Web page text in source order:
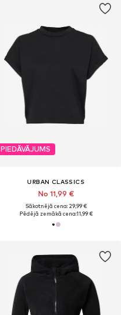
PIEDĀVĀJUMS
URBAN CLASSICS
No 11,99 €
Sākotnējā cena: 29,99 €
Pēdējā zemākā cena:11,99 €